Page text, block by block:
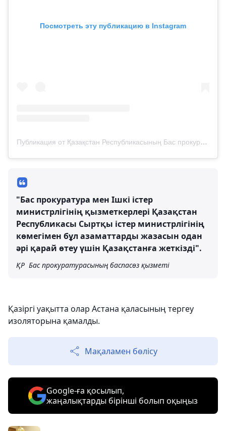
Посмотреть эту публикацию в Instagram
Публикация от Қазақстан Республикасының Бас прокуратурасы (@prokuratura.govkz)
"Бас прокуратура мен Ішкі істер
министрлігінің қызметкерлері Қазақстан
Республикасы Сыртқы істер министрлігінің
көмегімен бұл азаматтарды жазасын одан
әрі қарай өтеу үшін Қазақстанға жеткізді".
ҚР Бас прокуратурасының баспасөз қызметі
Қазіргі уақытта олар Астана қаласының тергеу
изоляторына қамалды.
Мақаламен бөлісу
Google-ға қосылып,
жаңалықтарды бірінші болып оқыңыз